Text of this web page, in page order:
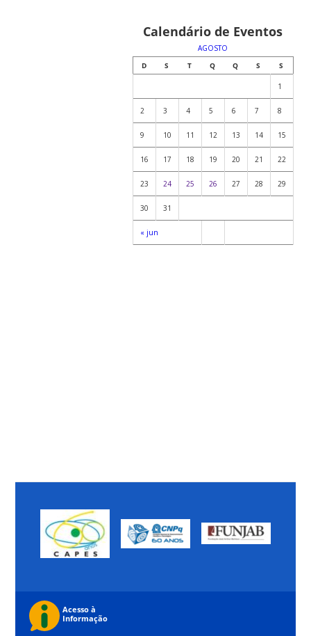
Calendário de Eventos
AGOSTO
D
S T Q Q S S
« jun
1
2 3 4 5 6 7 8
9 10 11 12 13 14 15
16 17 18 19 20 21 22
23 24 25 26 27 28 29
30 31